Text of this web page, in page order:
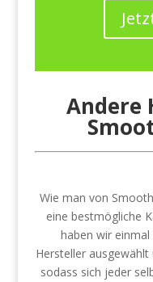
Andere
Wie man von
eine bestmögliche
haben wir
Hersteller
sodass sich jeder